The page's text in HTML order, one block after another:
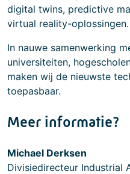
digital twins, predictive
virtual reality-oplossingen.
In nauwe samenwerking
universiteiten,
maken wij de nieuwste
toepasbaar.
Meer informatie?
Michael Derksen
Divisiedirecteur Industrial